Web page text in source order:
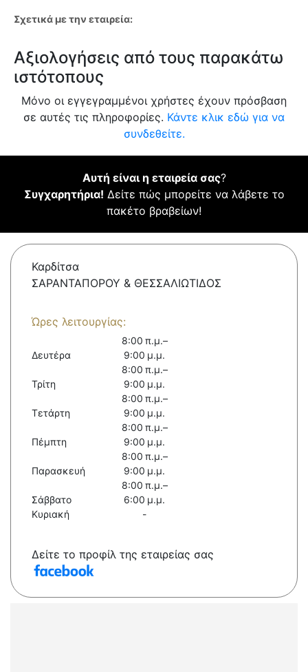
Σχετικά με την εταιρεία:
Αξιολογήσεις από τους παρακάτω
ιστότοπους
Μόνο οι εγγεγραμμένοι χρήστες έχουν πρόσβαση
σε αυτές τις πληροφορίες. Κάντε κλικ εδώ για να
συνδεθείτε.
Αυτή είναι η εταιρεία σας?
Συγχαρητήρια! Δείτε πώς μπορείτε να λάβετε το
πακέτο βραβείων!
Καρδίτσα
ΣΑΡΑΝΤΑΠΟΡΟΥ & ΘΕΣΣΑΛΙΩΤΙΔΟΣ
Ώρες λειτουργίας:
Δευτέρα
8:00 π.μ.–
9:00 μ.μ.
Τρίτη
8:00 π.μ.–
9:00 μ.μ.
Τετάρτη
8:00 π.μ.–
9:00 μ.μ.
Πέμπτη
8:00 π.μ.–
9:00 μ.μ.
Παρασκευή
8:00 π.μ.–
9:00 μ.μ.
Σάββατο
8:00 π.μ.–
6:00 μ.μ.
Κυριακή
-
Δείτε το προφίλ της εταιρείας σας